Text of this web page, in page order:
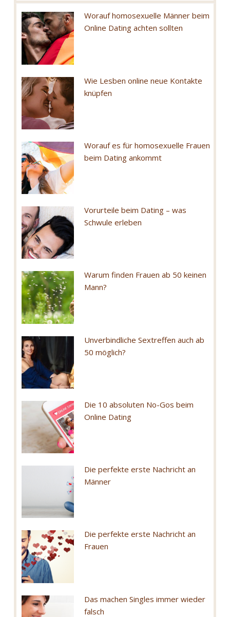
Worauf homosexuelle Männer beim
Online Dating achten sollten
Wie Lesben online neue Kontakte
knüpfen
Worauf es für homosexuelle Frauen
beim Dating ankommt
Vorurteile beim Dating – was
Schwule erleben
Warum finden Frauen ab 50 keinen
Mann?
Unverbindliche Sextreffen auch ab
50 möglich?
Die 10 absoluten No-Gos beim
Online Dating
Die perfekte erste Nachricht an
Männer
Die perfekte erste Nachricht an
Frauen
Das machen Singles immer wieder
falsch